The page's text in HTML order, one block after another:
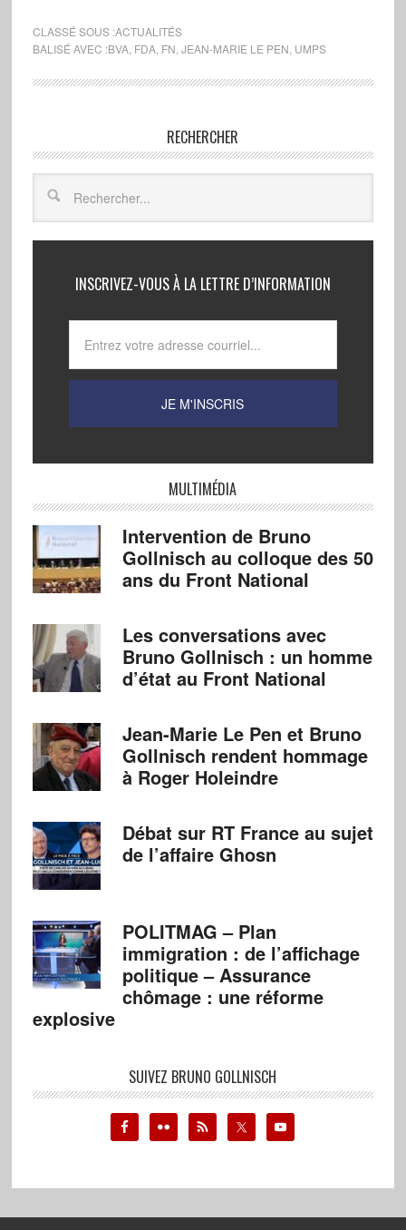
CLASSÉ SOUS :ACTUALITÉS
BALISÉ AVEC :BVA, FDA, FN JEAN-MARIE LE PEN UMPS
RECHERCHER
INSCRIVEZ-VOUS À LA LETTRE D’INFORMATION
MULTIMÉDIA
Intervention de Bruno
Gollnisch au colloque des 50
ans du Front National
Les conversations avec
Bruno Gollnisch : un homme
d’état au Front National
Jean-Marie Le Pen et Bruno
Gollnisch rendent hommage
à Roger Holeindre
Débat sur RT France au sujet
de l’affaire Ghosn
POLITMAG – Plan
immigration : de l’affichage
politique – Assurance
chômage : une réforme
explosive
SUIVEZ BRUNO GOLLNISCH